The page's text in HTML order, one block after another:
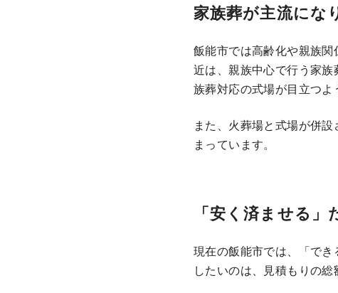
家族葬が主流にな
飯能市では高齢化や親族
近は、親族中心で行う家
族葬対応の式場が目立つよ
また、火葬場と式場が併
まっています。
「安く済ませる
現在の飯能市では、「で
したいのは、見積もりの総